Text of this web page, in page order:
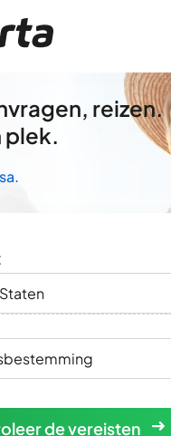
reizen.
plek.
de vereisten